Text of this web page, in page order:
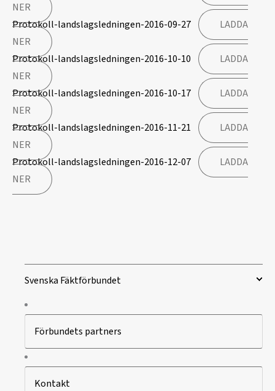
NER
Protokoll-landslagsledningen-2016-09-27
LADDA
NER
Protokoll-landslagsledningen-2016-10-10
LADDA
NER
Protokoll-landslagsledningen-2016-10-17
LADDA
NER
Protokoll-landslagsledningen-2016-11-21
LADDA
NER
Protokoll-landslagsledningen-2016-12-07
LADDA
NER
Svenska Fäktförbundet
Förbundets partners
Kontakt